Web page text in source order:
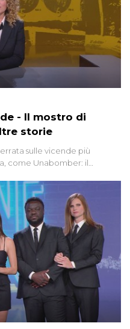
- Il mostro di
storie
sulle vicende più
come Unabomber: il
potrebbe essere ancora in
zone d'ombra sul Mostro di
ancora oggi avvolte in un
dello speciale anche
realizzata ne...